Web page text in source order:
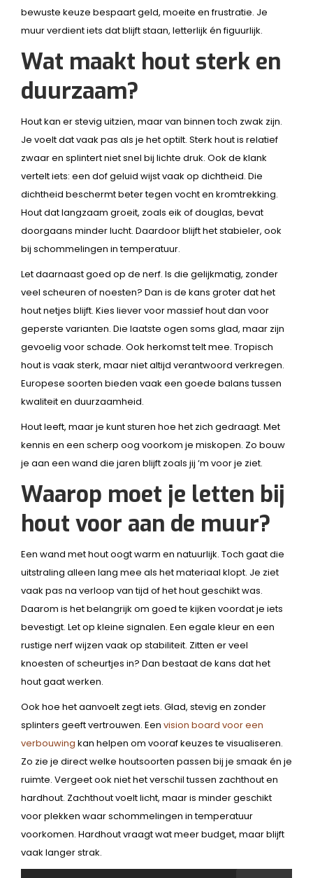
bewuste keuze bespaart geld, moeite en frustratie. Je
muur verdient iets dat blijft staan, letterlijk én figuurlijk.
Wat maakt hout sterk en
duurzaam?
Hout kan er stevig uitzien, maar van binnen toch zwak zijn.
Je voelt dat vaak pas als je het optilt. Sterk hout is relatief
zwaar en splintert niet snel bij lichte druk. Ook de klank
vertelt iets: een dof geluid wijst vaak op dichtheid. Die
dichtheid beschermt beter tegen vocht en kromtrekking.
Hout dat langzaam groeit, zoals eik of douglas, bevat
doorgaans minder lucht. Daardoor blijft het stabieler, ook
bij schommelingen in temperatuur.
Let daarnaast goed op de nerf. Is die gelijkmatig, zonder
veel scheuren of noesten? Dan is de kans groter dat het
hout netjes blijft. Kies liever voor massief hout dan voor
geperste varianten. Die laatste ogen soms glad, maar zijn
gevoelig voor schade. Ook herkomst telt mee. Tropisch
hout is vaak sterk, maar niet altijd verantwoord verkregen.
Europese soorten bieden vaak een goede balans tussen
kwaliteit en duurzaamheid.
Hout leeft, maar je kunt sturen hoe het zich gedraagt. Met
kennis en een scherp oog voorkom je miskopen. Zo bouw
je aan een wand die jaren blijft zoals jij ‘m voor je ziet.
Waarop moet je letten bij
hout voor aan de muur?
Een wand met hout oogt warm en natuurlijk. Toch gaat die
uitstraling alleen lang mee als het materiaal klopt. Je ziet
vaak pas na verloop van tijd of het hout geschikt was.
Daarom is het belangrijk om goed te kijken voordat je iets
bevestigt. Let op kleine signalen. Een egale kleur en een
rustige nerf wijzen vaak op stabiliteit. Zitten er veel
knoesten of scheurtjes in? Dan bestaat de kans dat het
hout gaat werken.
Ook hoe het aanvoelt zegt iets. Glad, stevig en zonder
splinters geeft vertrouwen. Een vision board voor een
verbouwing kan helpen om vooraf keuzes te visualiseren.
Zo zie je direct welke houtsoorten passen bij je smaak én je
ruimte. Vergeet ook niet het verschil tussen zachthout en
hardhout. Zachthout voelt licht, maar is minder geschikt
voor plekken waar schommelingen in temperatuur
voorkomen. Hardhout vraagt wat meer budget, maar blijft
vaak langer strak.